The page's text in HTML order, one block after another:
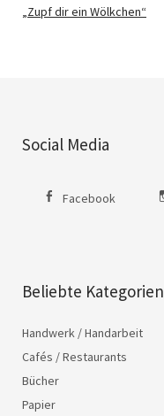
„Zupf dir ein Wölkchen“
Social Media
Facebook
Beliebte Kategorien
Handwerk / Handarbeit
Cafés / Restaurants
Bücher
Papier